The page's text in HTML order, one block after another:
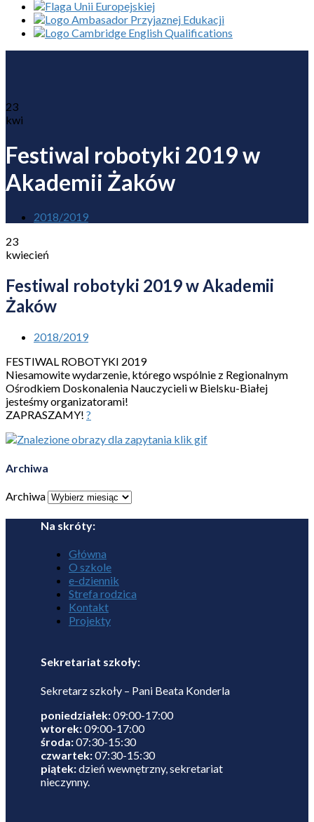
23
kwi
Festiwal robotyki 2019 w
Akademii Żaków
2018/2019
23
kwiecień
Festiwal robotyki 2019 w Akademii
Żaków
2018/2019
FESTIWAL ROBOTYKI 2019
Niesamowite wydarzenie, którego wspólnie z Regionalnym
Ośrodkiem Doskonalenia Nauczycieli w Bielsku-Białej
jesteśmy organizatorami!
ZAPRASZAMY! ?
Archiwa
Archiwa
Na skróty:
Główna
O szkole
e-dziennik
Strefa rodzica
Kontakt
Projekty
Sekretariat szkoły:
Sekretarz szkoły – Pani Beata Konderla
poniedziałek:09:00-17:00
wtorek:09:00-17:00
środa:07:30-15:30
czwartek:07:30-15:30
piątek:dzień wewnętrzny, sekretariat
nieczynny.